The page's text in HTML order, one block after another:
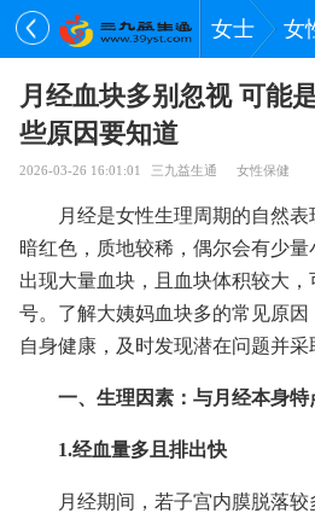
女士 女
月经血块多别忽视 可能
些原因要知道
2026-03-26 16:01:01 三九益生通 女性保健
月经是女性生理周期的自然
暗红色，质地较稀，偶尔会有少
出现大量血块，且血块体积较大
号。了解大姨妈血块多的常见原
自身健康，及时发现潜在问题并采
一、生理因素：与月经本身特
1.经血量多且排出快
月经期间，若子宫内膜脱落